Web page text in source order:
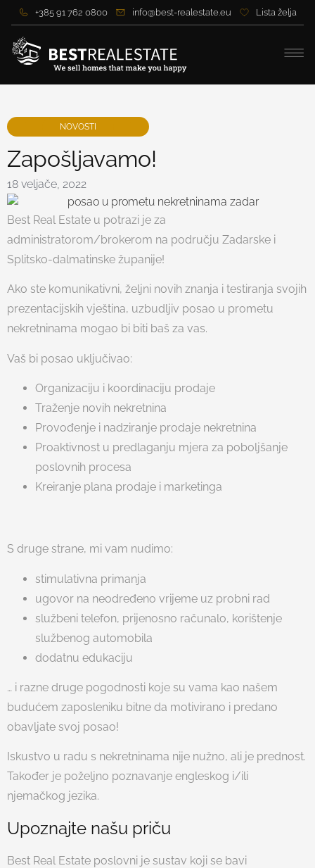
+385 91 762 0800 info@best-realestate.eu Lista želja
NOVOSTI
Zapošljavamo!
18 veljače, 2022
Best Real Estate u potrazi je za
administratorom/brokerom na području Zadarske i
Splitsko-dalmatinske županije!
Ako ste komunikativni, željni novih znanja i testiranja svojih
prezentacijskih vještina, uzbudljiv posao u prometu
nekretninama mogao bi biti baš za vas.
Vaš bi posao uključivao:
Organizaciju i koordinaciju prodaje
Traženje novih nekretnina
Provođenje i nadziranje prodaje nekretnina
Proaktivnost u predlaganju mjera za poboljšanje
poslovnih procesa
Kreiranje plana prodaje i marketinga
S druge strane, mi vam nudimo:
stimulativna primanja
ugovor na neodređeno vrijeme uz probni rad
službeni telefon, prijenosno računalo, korištenje
službenog automobila
dodatnu edukaciju
… i razne druge pogodnosti koje su vama kao našem
budućem zaposleniku bitne da motivirano i predano
obavljate svoj posao!
Iskustvo u radu s nekretninama nije nužno, ali je prednost.
Također je poželjno poznavanje engleskog i/ili
njemačkog jezika.
Upoznajte našu priču
Best Real Estate poslovni je sustav koji se bavi